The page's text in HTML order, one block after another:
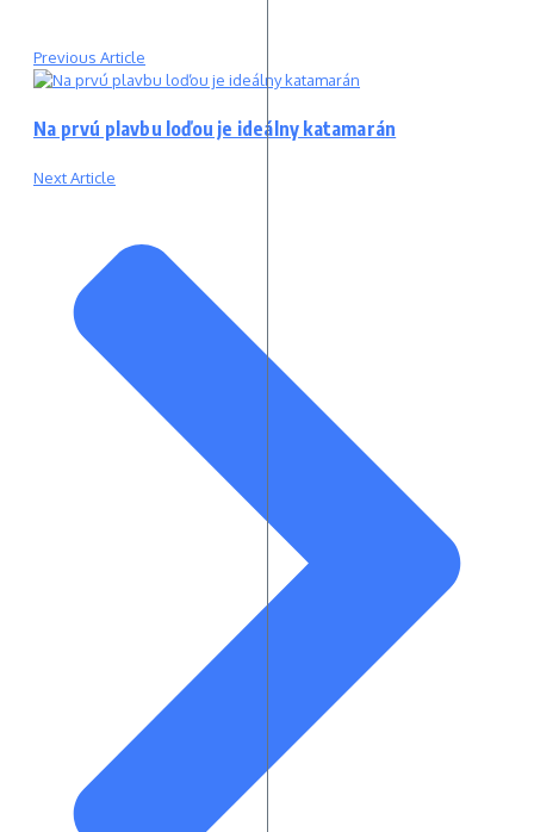
Previous Article
Na prvú plavbu loďou je ideálny katamarán
Next Article